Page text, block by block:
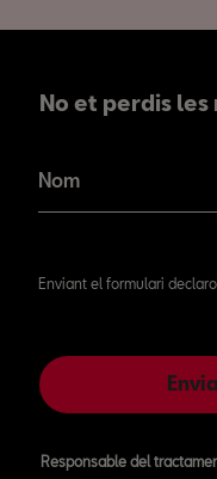
No et perdis
Nom
Enviant el formulari
Responsable del